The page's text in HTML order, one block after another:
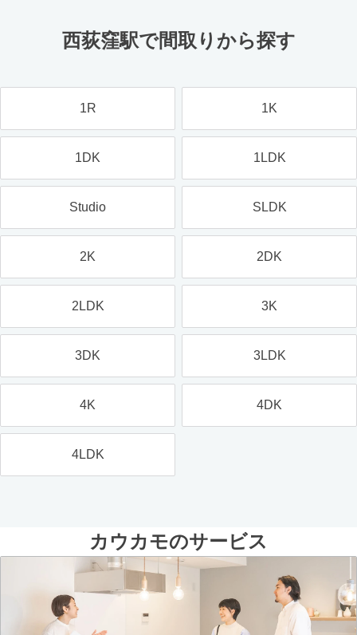
西荻窪駅で間取りから探す
1R 1K
1DK 1LDK
Studio SLDK
2K 2DK
2LDK 3K
3DK 3LDK
4K 4DK
4LDK
カウカモのサービス